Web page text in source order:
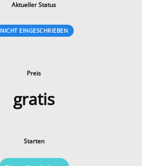
Aktueller Status
NICHT EINGESCHRIEBEN
Preis
gratis
Starten